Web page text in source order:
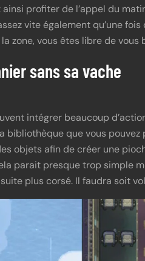
ainsi profiter de l’appel du
vite également qu’une
zone, vous êtes libre de
sans sa vache
intégrer beaucoup
bibliothèque que vous
objets afin de créer une
parait presque trop simple
plus corsé. Il faudra soit